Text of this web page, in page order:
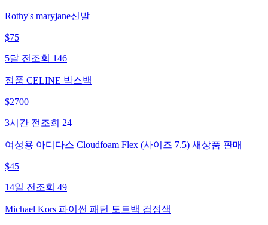
Rothy's maryjane신발
$75
5달 전 조회 146
정품 CELINE 박스백
$2700
3시간 전 조회 24
여성용 아디다스 Cloudfoam Flex (사이즈 7.5) 새상품 판매
$45
14일 전 조회 49
Michael Kors 파이썬 패턴 토트백 검정색